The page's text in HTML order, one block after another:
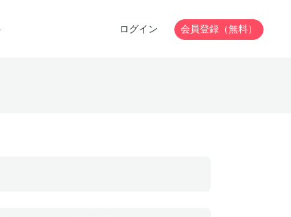
ログイン 会員登録（無料）